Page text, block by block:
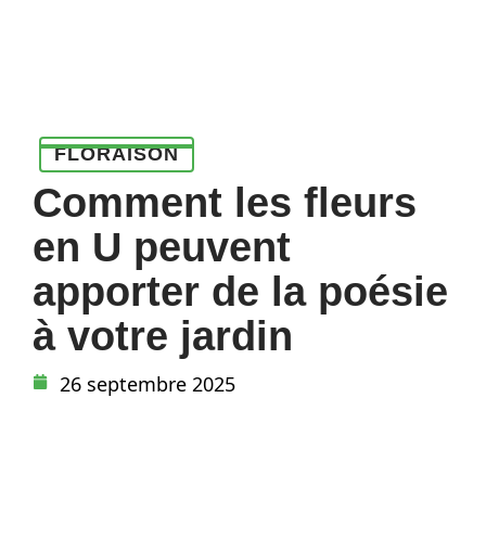
FLORAISON
Comment les fleurs
en U peuvent
apporter de la poésie
à votre jardin
26 septembre 2025